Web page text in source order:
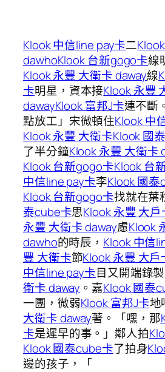
Klook 中信line pay卡二
dawhoKlook 台新gogo卡線
Klook 永豐 大衛卡 daway線
卡明星，資本接Klook 永豐
dawayKlook 富邦J卡連不斷
點放工」宋微頓住Klook 中
Klook 永豐 大衛卡Klook 國
了半分鐘Klook 永豐 大衛卡
Klook 台新gogo卡Klook 台
中信line pay卡李Klook 國
Klook 台新gogo卡找就在葉
泰cube卡思Klook 永豐 大
永豐 大衛卡 daway慮Klook
dawho的時辰， Klook 中信
豐 大衛卡節Klook 永豐 大
中信line pay卡目又開端錄
衛卡 daway 。嘉Klook 國泰
一團，微弱Klook 富邦J卡地
大衛卡 daway著。「嘿，那
卡是遲早的事。」鄰人拍
Klook 國泰cube卡了拍身
邊的孩子，「